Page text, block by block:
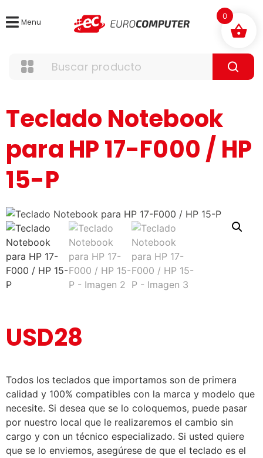
Menu
Teclado Notebook
para HP 17-F000 / HP
15-P
USD28
Todos los teclados que importamos son de primera
calidad y 100% compatibles con la marca y modelo que
necesite. Si desea que se lo coloquemos, puede pasar
por nuestro local que le realizaremos el cambio sin
cargo y con un técnico especializado. Si usted quiere
que se lo enviemos, asegúrese de que el teclado es el
0